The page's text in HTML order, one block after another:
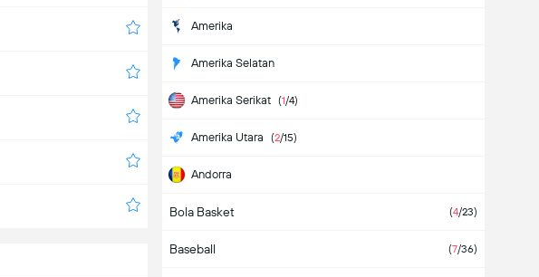
Amerika
Amerika Selatan
Amerika Serikat (1/4)
Amerika Utara (2/15)
Andorra
Angola
Antigua & Barbuda
Bola Basket (4/23)
Baseball (7/36)